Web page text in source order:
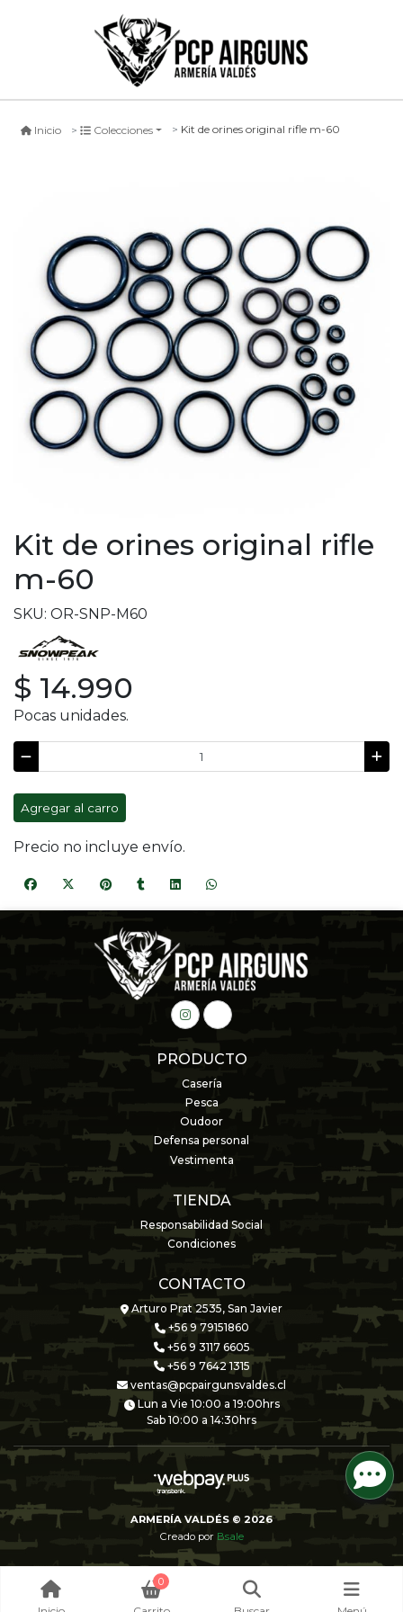
Inicio Colecciones Kit de orines original rifle m-60
Kit de orines original rifle
m-60
SKU: OR-SNP-M60
$ 14.990
Pocas unidades.
Agregar al carro
Precio no incluye envío.
PRODUCTO
Casería
Pesca
Oudoor
Defensa personal
Vestimenta
TIENDA
Responsabilidad Social
Condiciones
CONTACTO
Arturo Prat 2535, San Javier
+56 9 79151860
+56 9 3117 6605
+56 9 7642 1315
ventas@pcpairgunsvaldes.cl
Lun a Vie 10:00 a 19:00hrs
Sab 10:00 a 14:30hrs
ARMERÍA VALDÉS © 2026
Creado por Bsale
0